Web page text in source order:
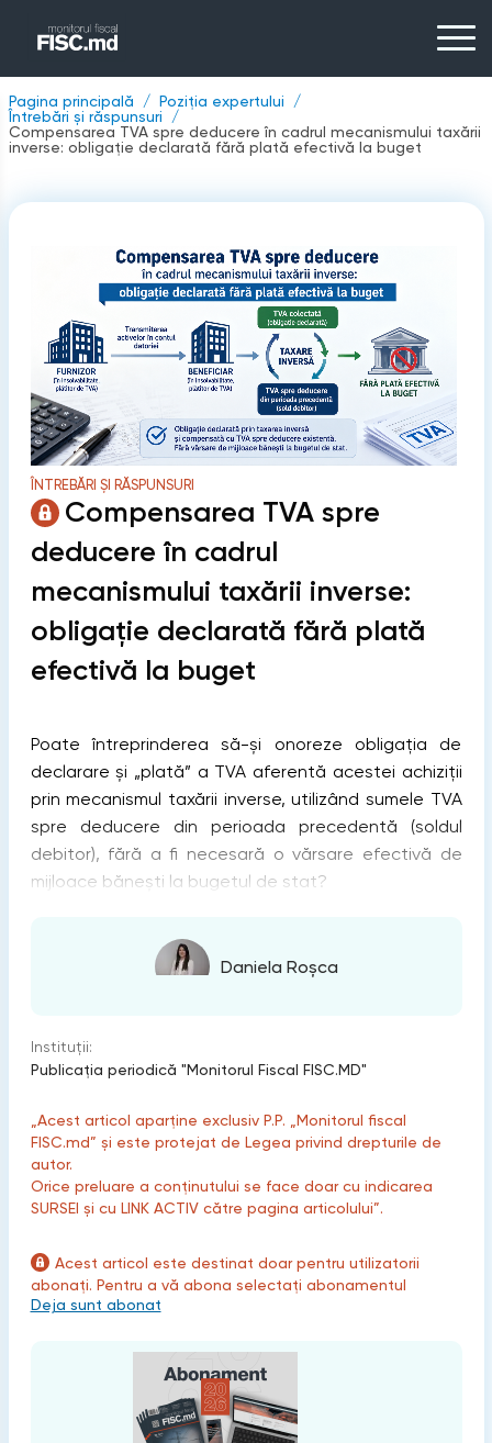
Pagina principală
Poziția expertului
Întrebări și răspunsuri
Compensarea TVA spre deducere în cadrul mecanismului taxării
inverse: obligație declarată fără plată efectivă la buget
ÎNTREBĂRI ȘI RĂSPUNSURI
Compensarea TVA spre
deducere în cadrul
mecanismului taxării inverse:
obligație declarată fără plată
efectivă la buget
Poate întreprinderea să-și onoreze obligația de
declarare și „plată” a TVA aferentă acestei achiziții
prin mecanismul taxării inverse, utilizând sumele TVA
spre deducere din perioada precedentă (soldul
debitor), fără a fi necesară o vărsare efectivă de
mijloace bănești la bugetul de stat?
Daniela Roșca
Instituții:
Publicaţia periodică "Monitorul Fiscal FISC.MD"
„Acest articol aparține exclusiv P.P. „Monitorul fiscal
FISC.md” și este protejat de Legea privind drepturile de
autor.
Orice preluare a conținutului se face doar cu indicarea
SURSEI și cu LINK ACTIV către pagina articolului”.
Acest articol este destinat doar pentru utilizatorii
abonați. Pentru a vă abona selectați abonamentul
Deja sunt abonat